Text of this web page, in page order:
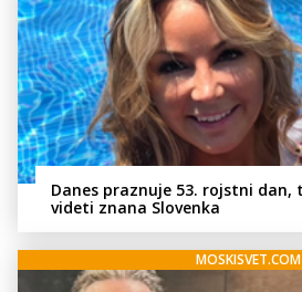
Danes praznuje 53. rojstni dan,
videti znana Slovenka
MOSKISVET.COM